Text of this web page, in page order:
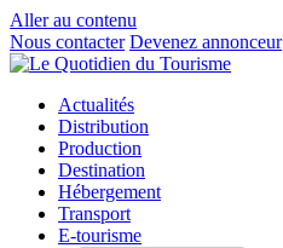
Aller au contenu
Nous contacter Devenez annonceur
Actualités
Distribution
Production
Destination
Hébergement
Transport
E-tourisme